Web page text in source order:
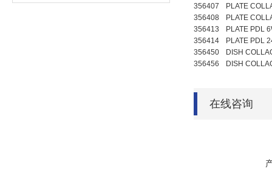
356407
PLATE
356408
PLATE
356413
PLATE PDL
356414
PLATE PDL
356450
DISH
356456
DISH
在线咨询